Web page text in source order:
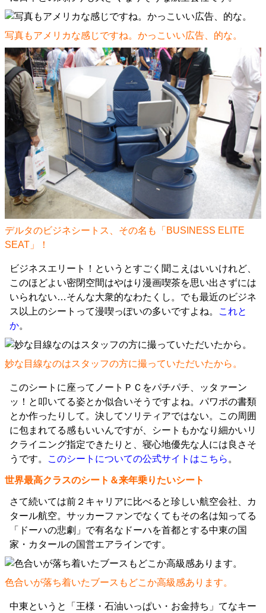
写真もアメリカな感じですね。かっこいい広告、的な。
デルタのビジネシートス、その名も「BUSINESS ELITE
SEAT」！
ビジネスエリート！というとすごく聞こえはいいけれど、
このほどよい密閉空間はやはり漫画喫茶を思い出さずには
いられない…そんな大衆的なわたくし。でも最近のビジネ
ス以上のシートって漫喫っぽいの多いですよね。
これと
か。
妙な目線なのはスタッフの方に撮っていただいたから。
このシートに座ってノートＰＣをパチパチ、ッタァーン
ッ！と叩いてる姿とか似合いそうですよね。パワポの書類
とか作ったりして。決してソリティアではない。この周囲
に包まれてる感もいいんですが、シートもかなり細かいリ
クライニング指定できたりと、寝心地優先な人には良さそ
うです。
このシートについての公式サイトはこちら 。
世界最高クラスのシート＆来年乗りたいシート
さて続いては前２キャリアに比べると珍しい航空会社、カ
タール航空。サッカーファンでなくてもその名は知ってる
「ドーハの悲劇」で有名なドーハを首都とする中東の国
家・カタールの国営エアラインです。
色合いが落ち着いたブースもどこか高級感あります。
中東というと「王様・石油いっぱい・お金持ち」てなキー